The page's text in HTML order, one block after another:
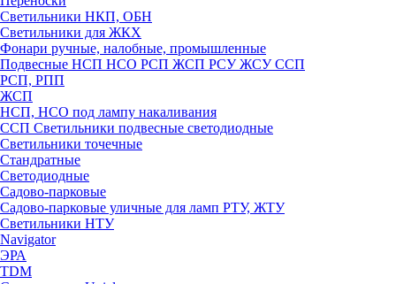
Светильники НКП, ОБН
Светильники для ЖКХ
Фонари ручные, налобные, промышленные
Подвесные НСП НСО РСП ЖСП РСУ ЖСУ ССП
РСП, РПП
ЖСП
НСП, НСО под лампу накаливания
ССП Светильники подвесные светодиодные
Светильники точечные
Стандратные
Светодиодные
Садово-парковые
Садово-парковые уличные для ламп РТУ, ЖТУ
Светильники НТУ
Navigator
ЭРА
TDM